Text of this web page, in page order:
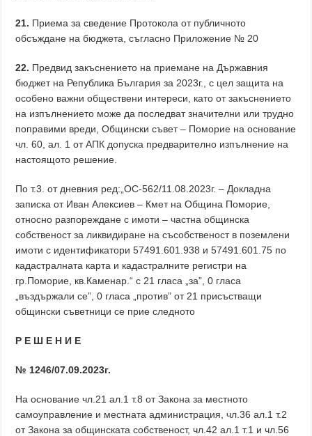
21. Приема за сведение Протокола от публичното
обсъждане на бюджета, съгласно Приложение № 20
22. Предвид закъснението на приемане на Държавния
бюджет на Република България за 2023г., с цел защита на
особено важни обществени интереси, като от закъснението
на изпълнението може да последват значителни или трудно
поправими вреди, Общински съвет – Поморие на основание
чл. 60, ал. 1 от АПК допуска предварително изпълнение на
настоящото решение.
По т.3. от дневния ред:„ОС-562/11.08.2023г. – Докладна
записка от Иван Алексиев – Кмет на Община Поморие,
относно разпореждане с имоти – частна общинска
собственост за ликвидиране на съсобственост в поземлени
имоти с идентификатори 57491.601.938 и 57491.601.75 по
кадастралната карта и кадастралните регистри на
гр.Поморие, кв.Каменар.“ с 21 гласа „за”, 0 гласа
„въздържали се”, 0 гласа „против” от 21 присъстващи
общински съветници се прие следното
Р Е Ш Е Н И Е
№ 1246/07.09.2023г.
На основание чл.21 ал.1 т.8 от Закона за местното
самоуправление и местната администрация, чл.36 ал.1 т.2
от Закона за общинската собственост, чл.42 ал.1 т.1 и чл.56